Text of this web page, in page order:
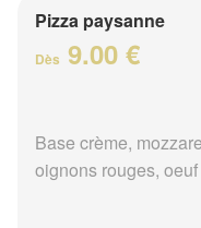
Pizza paysanne
Dès 9.00 €
Base crème,
oignons rouges, oeuf